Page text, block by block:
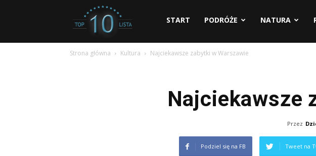
dziesiec.com
START PODRÓŻE NATURA
Strona główna Kultura Najciekawsze zabytki w Warszawie
Najciekawsze
Przez
Podziel się na FB Tweet na